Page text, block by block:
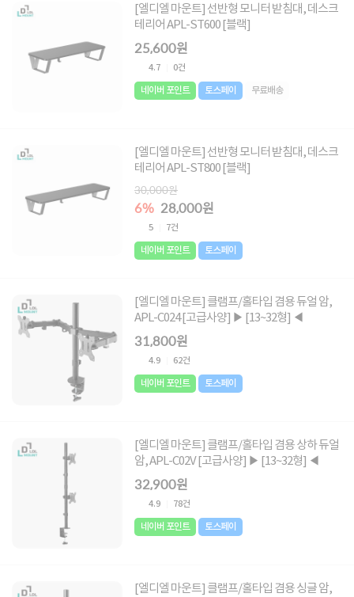
[엘디엘 마운트] 선반형 모니터 받침대, 데스크
테리어 APL-ST600 [블랙]
25,600원
4.7 0건
네이버 포인트 토스페이 무료배송
[엘디엘 마운트] 선반형 모니터 받침대, 데스크
테리어 APL-ST800 [블랙]
30,000원
6% 28,000원
5 7건
네이버 포인트 토스페이
[엘디엘 마운트] 클램프/홀타입 겸용 듀얼 암,
APL-C024 [고급사양] ▶ [13~32형] ◀
31,800원
4.9 62건
네이버 포인트 토스페이
[엘디엘 마운트] 클램프/홀타입 겸용 상하 듀얼
암, APL-C02V [고급사양] ▶ [13~32형] ◀
32,900원
4.9 78건
네이버 포인트 토스페이
[엘디엘 마운트] 클램프/홀타입 겸용 싱글 암,